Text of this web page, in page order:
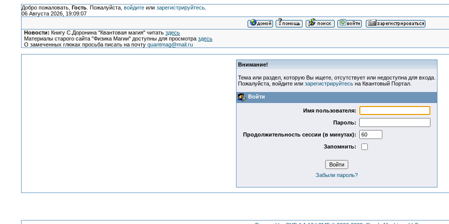
Добро пожаловать, Гость. Пожалуйста, войдитеили зарегистрируйтесь.
06 Августа 2026, 19:09:07
Новости: Книгу С.Доронина "Квантовая магия" читатьздесь
Материалы старого сайта "Физика Магии" доступны для просмотраздесь
О замеченных глюках просьба писать на почтуquantmag@mail.ru
Внимание!
Тема или раздел, которую Вы ищете, отсутствует или недоступна для входа.
Пожалуйста, войдите или зарегистрируйтесь на Квантовый Портал.
Войти
Имя пользователя:
Пароль:
Продолжительность сессии (в минутах):
Запомнить:
Забыли пароль?